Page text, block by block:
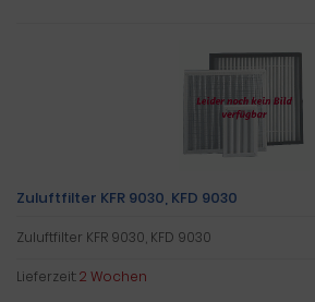
Zuluftfilter KFR 9030, KFD 9030
Zuluftfilter KFR 9030, KFD 9030
Lieferzeit:2 Wochen